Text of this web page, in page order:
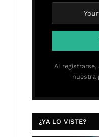
Al
nuestra
¿YA LO VISTE?